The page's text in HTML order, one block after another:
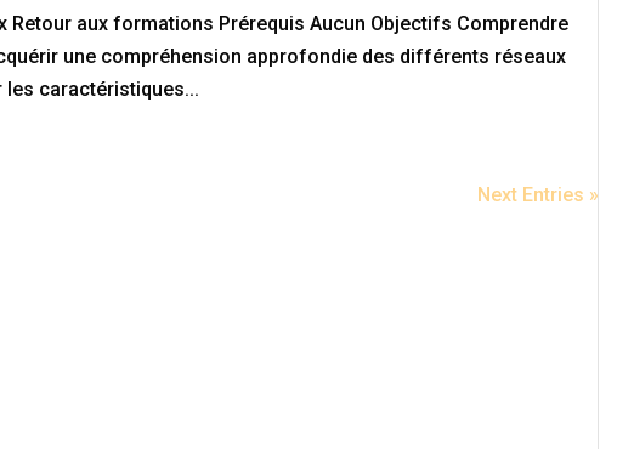
Retour aux formations Prérequis Aucun Objectifs Comprendre
une compréhension approfondie des différents réseaux
les caractéristiques...
Next Entries »